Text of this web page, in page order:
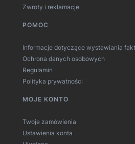
Zwroty i reklamacje
POMOC
Informacje dotyczące wystawiania
Ochrona danych osobowych
Regulamin
Polityka prywatności
MOJE KONTO
Twoje zamówienia
Ustawienia konta